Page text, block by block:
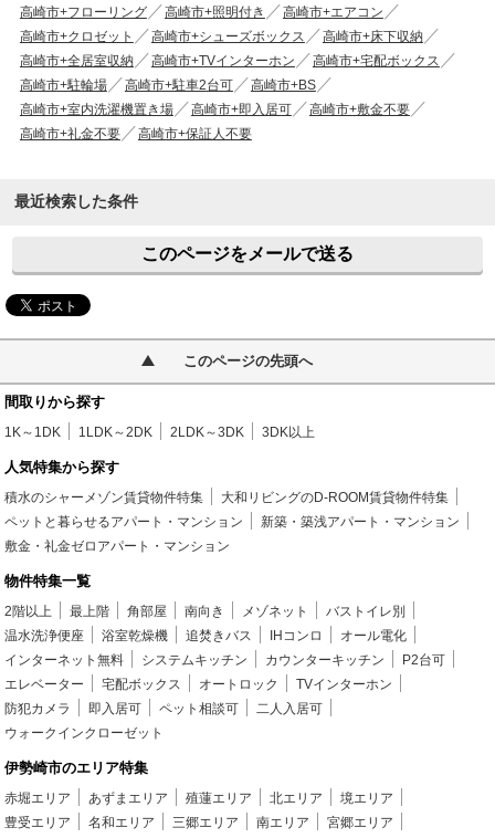
高崎市+フローリング
高崎市+照明付き
高崎市+エアコン
高崎市+クロゼット
高崎市+シューズボックス
高崎市+床下収納
高崎市+全居室収納
高崎市+TVインターホン
高崎市+宅配ボックス
高崎市+駐輪場
高崎市+駐車2台可
高崎市+BS
高崎市+室内洗濯機置き場
高崎市+即入居可
高崎市+敷金不要
高崎市+礼金不要
高崎市+保証人不要
最近検索した条件
このページをメールで送る
このページの先頭へ
間取りから探す
1K～1DK 1LDK～2DK 2LDK～3DK 3DK以上
人気特集から探す
積水のシャーメゾン賃貸物件特集
大和リビングのD-ROOM賃貸物件特集
ペットと暮らせるアパート・マンション
新築・築浅アパート・マンション
敷金・礼金ゼロアパート・マンション
物件特集一覧
2階以上 最上階 角部屋 南向き メゾネット
バストイレ別
温水洗浄便座
浴室乾燥機 追焚きバス IHコンロ
オール電化
インターネット無料
システムキッチン カウンターキッチン
P2台可
エレベーター
宅配ボックス オートロック
TVインターホン
防犯カメラ
即入居可 ペット相談可
二人入居可
ウォークインクローゼット
伊勢崎市のエリア特集
赤堀エリア あずまエリア 殖蓮エリア 北エリア
境エリア
豊受エリア
名和エリア 三郷エリア 南エリア
宮郷エリア